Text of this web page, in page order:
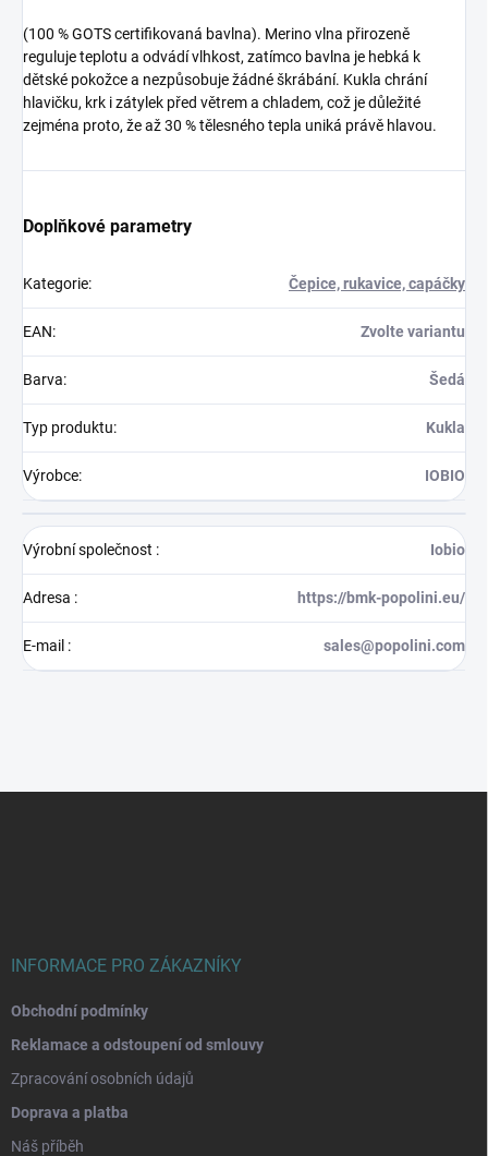
(100 % GOTS certifikovaná bavlna). Merino vlna přirozeně
reguluje teplotu a odvádí vlhkost, zatímco bavlna je hebká k
dětské pokožce a nezpůsobuje žádné škrábání. Kukla chrání
hlavičku, krk i zátylek před větrem a chladem, což je důležité
zejména proto, že až 30 % tělesného tepla uniká právě hlavou.
Doplňkové parametry
Kategorie: Čepice, rukavice, capáčky
EAN: Zvolte variantu
Barva: Šedá
Typ produktu: Kukla
Výrobce: IOBIO
Výrobní společnost : Iobio
Adresa : https://bmk-popolini.eu/
E-mail : sales@popolini.com
INFORMACE PRO ZÁKAZNÍKY
Obchodní podmínky
Reklamace a odstoupení od smlouvy
Zpracování osobních údajů
Doprava a platba
Náš příběh